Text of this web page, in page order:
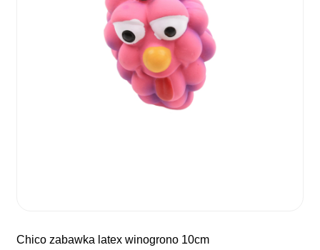
chico zabawka latex winogrono 10cm